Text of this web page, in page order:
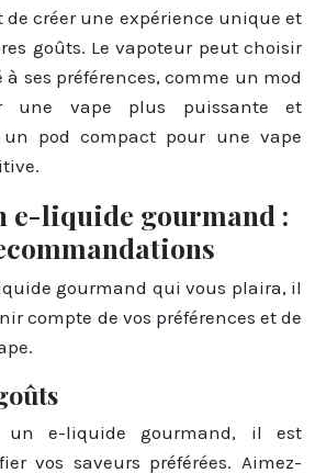
créer une expérience unique et
goûts. Le vapoteur peut choisir
ses préférences, comme un mod
une vape plus puissante et
un pod compact pour une vape
e-liquide gourmand :
gourmand qui vous plaira, il
compte de vos préférences et de
un e-liquide gourmand, il est
vos saveurs préférées. Aimez-